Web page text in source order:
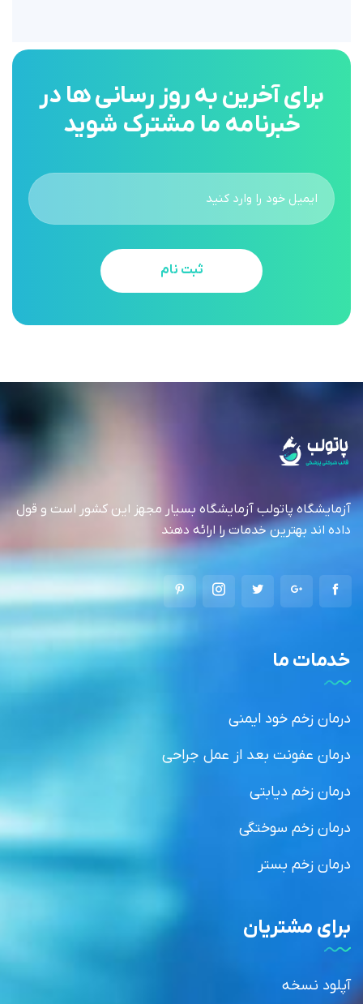
برای آخرین به روز رسانی ها در
خبرنامه ما مشترک شوید
ثبت نام
آزمایشگاه پاتولب آزمایشگاه بسیار مجهز این کشور است و قول
داده اند بهترین خدمات را ارائه دهند
خدمات ما
درمان زخم خود ایمنی
درمان عفونت بعد از عمل جراحی
درمان زخم دیابتی
درمان زخم سوختگی
درمان زخم بستر
برای مشتریان
آپلود نسخه